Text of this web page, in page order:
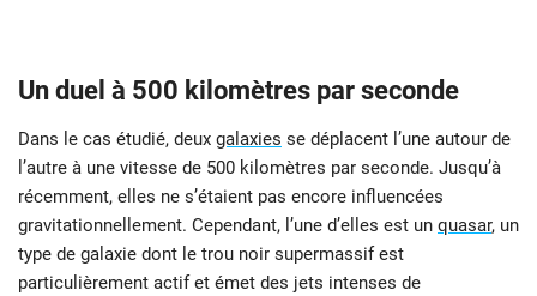
Un duel à 500 kilomètres par seconde
Dans le cas étudié, deux galaxies se déplacent l’une autour de
l’autre à une vitesse de 500 kilomètres par seconde. Jusqu’à
récemment, elles ne s’étaient pas encore influencées
gravitationnellement. Cependant, l’une d’elles est un quasar, un
type de galaxie dont le trou noir supermassif est
particulièrement actif et émet des jets intenses de